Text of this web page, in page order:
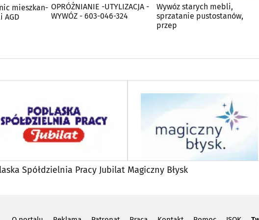
mieszkan-
AGD
OPRÓŻNIANIE -UTYLIZACJA -
WYWÓZ - 603-046-324
Wywóz starych mebli,
sprzatanie pustostanów,
przep
Spółdzielnia Pracy Jubilat Magiczny Błysk